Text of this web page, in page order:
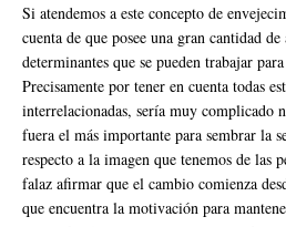
Si atendemos a este concepto de
cuenta de que posee una gran cantidad
determinantes que se pueden trabajar
Precisamente por tener en cuenta todas
interrelacionadas, sería muy complicado
fuera el más importante para sembrar la
respecto a la imagen que tenemos de las
falaz afirmar que el cambio comienza
que encuentra la motivación para